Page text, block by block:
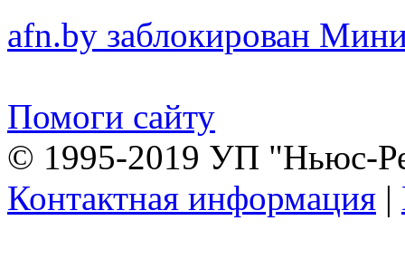
afn.by заблокирован
Помоги сайту
© 1995-2019 УП "Ньюс-
Контактная информация |